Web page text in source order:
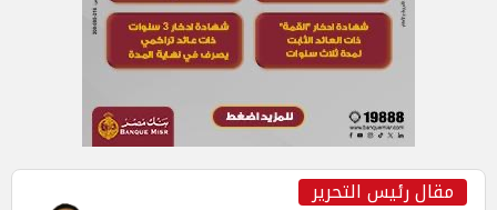
مقال رئيس التحرير